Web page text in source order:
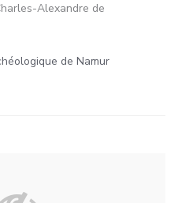
Alexandre de
de Namur